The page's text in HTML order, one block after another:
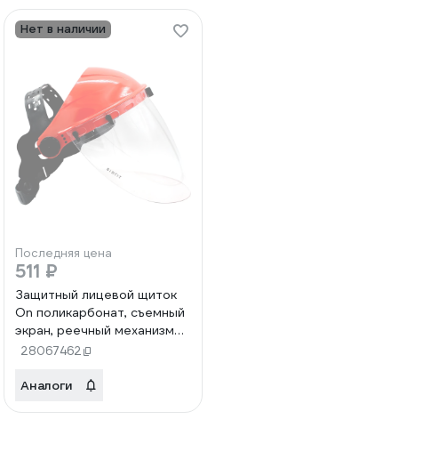
Нет в наличии
Последняя цена
511 ₽
Защитный лицевой щиток
On поликарбонат, съемный
экран, реечный механизм
23-03-006
28067462
Аналоги